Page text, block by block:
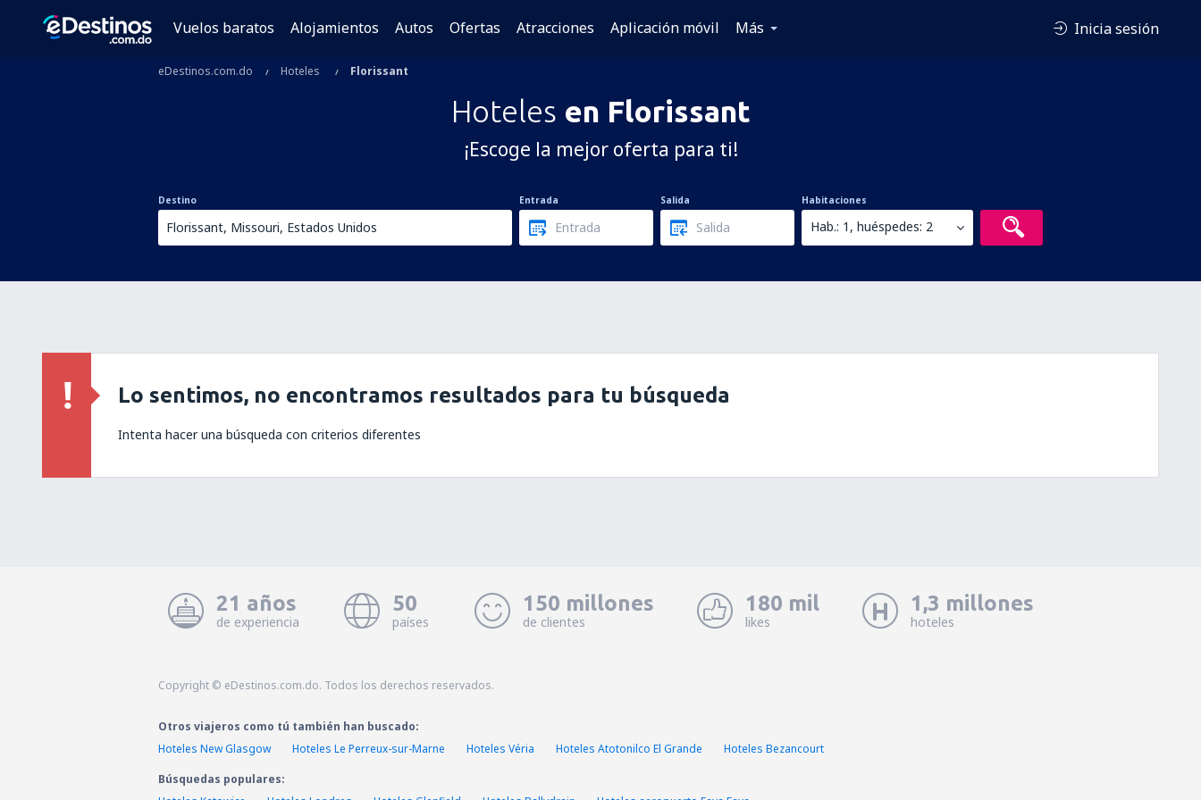
Vuelos baratos Alojamientos Autos Ofertas Atracciones Aplicación móvil Más Inicia sesión
eDestinos.com.do Hoteles Florissant
Hoteles en Florissant
¡Escoge la mejor oferta para ti!
Destino Entrada Salida Habitaciones
Hab.: 1, huéspedes: 2
Lo sentimos, no encontramos resultados para tu búsqueda
Intenta hacer una búsqueda con criterios diferentes
21 años
de experiencia
50
países
150 millones
de clientes
180 mil
likes
1,3 millones
hoteles
Copyright © eDestinos.com.do. Todos los derechos reservados.
Otros viajeros como tú también han buscado:
Hoteles New Glasgow
Hoteles Le Perreux-sur-Marne Hoteles Véria Hoteles Atotonilco El Grande
Hoteles Bezancourt
Búsquedas populares: